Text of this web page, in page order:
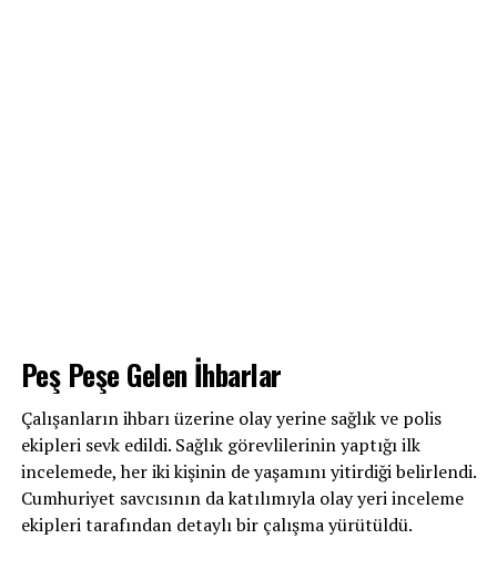
Peş Peşe Gelen İhbarlar
Çalışanların ihbarı üzerine olay yerine sağlık ve polis
ekipleri sevk edildi. Sağlık görevlilerinin yaptığı ilk
incelemede, her iki kişinin de yaşamını yitirdiği belirlendi.
Cumhuriyet savcısının da katılımıyla olay yeri inceleme
ekipleri tarafından detaylı bir çalışma yürütüldü.